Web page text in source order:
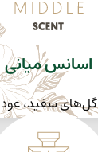
اسانس میانی
گل‌های سفید، عود